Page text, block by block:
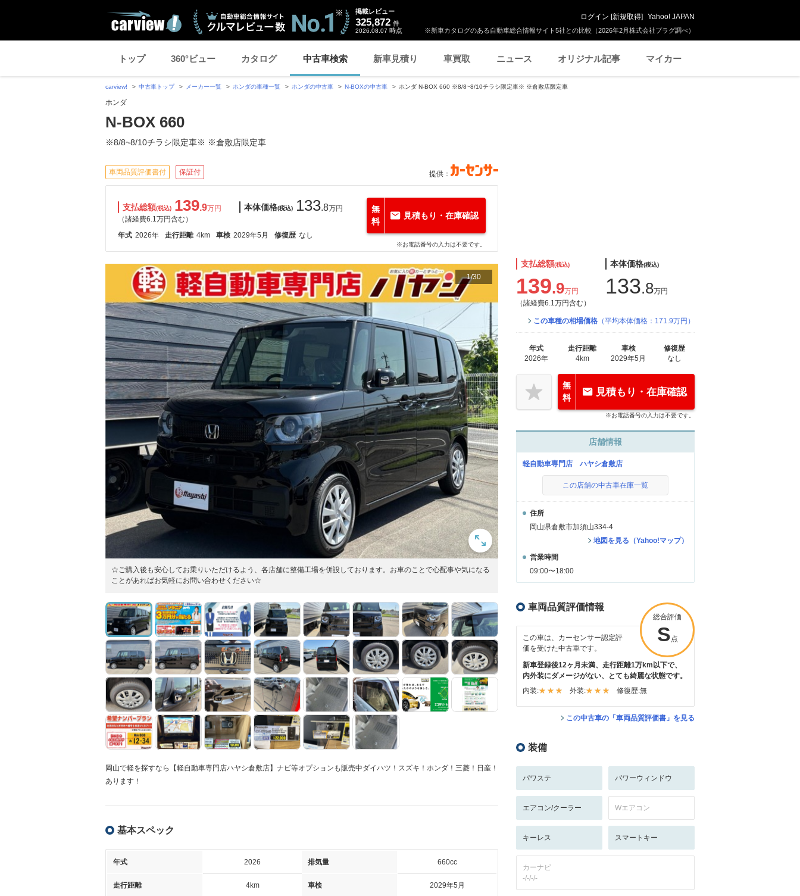
※新車カタログのある自動車総合情報サイト5社との比較（2026年2月株式会社プラグ調べ）
掲載レビュー
325,872 件
2026.08.07 時点
ログイン [新規取得] Yahoo! JAPAN
トップ 360°ビュー カタログ 中古車検索 新車見積り 車買取 ニュース オリジナル記事 マイカー
carview! 中古車トップ メーカー一覧 ホンダの車種一覧 ホンダの中古車 N-BOXの中古車 ホンダ N-BOX 660 ※8/8~8/10チラシ限定車※ ※倉敷店限定車
ホンダ
N-BOX 660
※8/8~8/10チラシ限定車※ ※倉敷店限定車
車両品質評価書付 保証付 提供：
支払総額(税込) 139.9万円
（諸経費6.1万円含む）
本体価格(税込) 133.8万円
年式 2026年 走行距離 4km 車検 2029年5月 修復歴 なし
無
料
見積もり・在庫確認
※お電話番号の入力は不要です。
1/30
☆ご購入後も安心してお乗りいただけるよう、各店舗に整備工場を併設しております。お車のことで心配事や気になる
ことがあればお気軽にお問い合わせください☆
岡山で軽を探すなら【軽自動車専門店ハヤシ倉敷店】ナビ等オプションも販売中ダイハツ！スズキ！ホンダ！三菱！日産！
あります！
基本スペック
年式 2026 排気量 660cc
走行距離 4km 車検 2029年5月
支払総額(税込)
139.9万円
（諸経費6.1万円含む）
本体価格(税込)
133.8万円
この車種の相場価格 （平均本体価格：171.9万円）
年式
2026年
走行距離
4km
車検
2029年5月
修復歴
なし
無
料
見積もり・在庫確認
※お電話番号の入力は不要です。
店舗情報
軽自動車専門店 ハヤシ倉敷店
この店舗の中古車在庫一覧
住所
岡山県倉敷市加須山334-4
地図を見る（Yahoo!マップ）
営業時間
09:00〜18:00
車両品質評価情報
総合評価
S点
この車は、カーセンサー認定評
価を受けた中古車です。
新車登録後12ヶ月未満、走行距離1万km以下で、
内外装にダメージがない、とても綺麗な状態です。
内装:
外装: 修復歴:無
この中古車の「車両品質評価書」を見る
装備
パワステ パワーウィンドウ
エアコン/クーラー Wエアコン
キーレス スマートキー
カーナビ
-/-/-/-